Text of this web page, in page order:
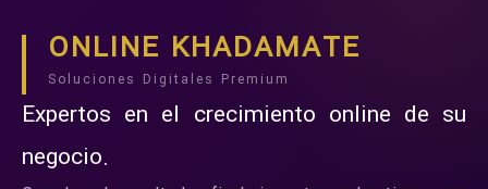
ONLINE KHADAMATE
Soluciones Digitales Premium
Expertos en el crecimiento online de su
negocio.